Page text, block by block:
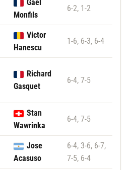
Gael
Monfils
6-2, 1-2
Victor
Hanescu
1-6, 6-3, 6-4
Richard
Gasquet
6-4, 7-5
Stan
Wawrinka
6-4, 7-5
Jose
Acasuso
6-4, 3-6, 6-7,
7-5, 6-4